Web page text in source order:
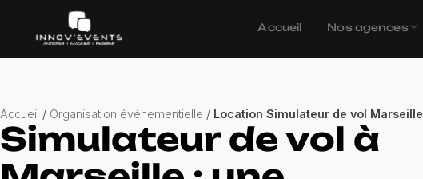
Accueil Nos agences
Accueil / Organisation événementielle / Location Simulateur de vol Marseille
Simulateur de vol à